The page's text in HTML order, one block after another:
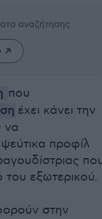
αναζήτησης
που
έχει κάνει την
να
προφίλ
εξωτερικού.
στην